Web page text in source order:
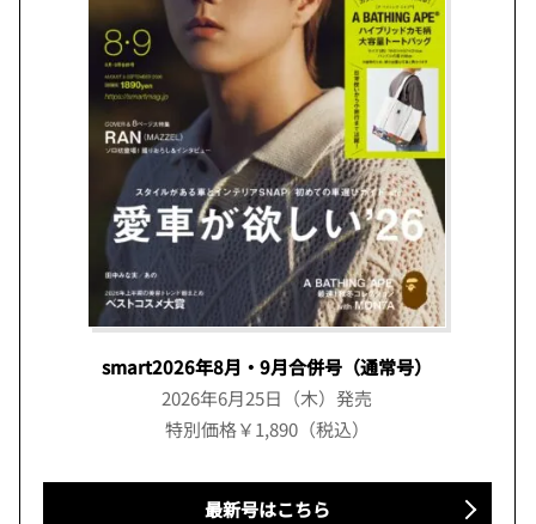
smart2026年8月・9月合併号（通常号）
2026年6月25日（木）発売
特別価格￥1,890（税込）
最新号はこちら